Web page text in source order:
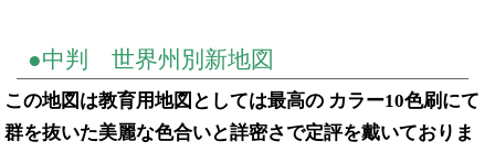
●中判 世界州別新地図
この地図は教育用地図としては最高の カラー10色刷にて
群を抜いた美麗な色合いと詳密さで定評を戴いておりま